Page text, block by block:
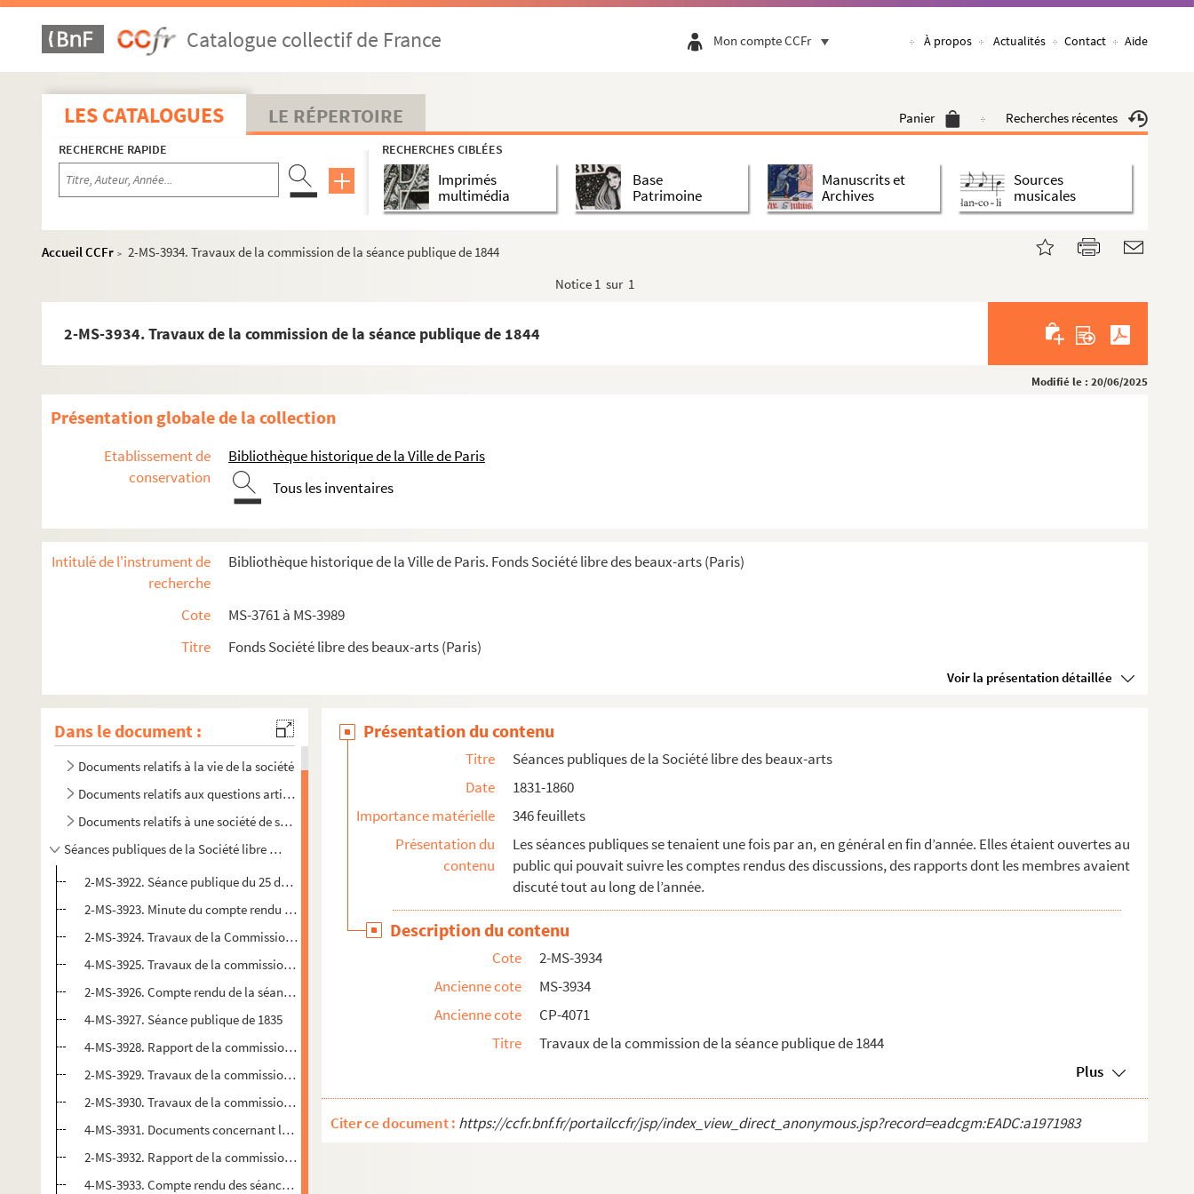
Catalogue collectif de France Mon compte CCFr À propos Actualités Contact Aide
LES CATALOGUES LE RÉPERTOIRE Panier Recherches récentes
RECHERCHE RAPIDE RECHERCHES CIBLÉES
Imprimés
multimédia
Base
Patrimoine
Manuscrits et
Archives
Sources
musicales
Accueil CCFr > 2-MS-3934. Travaux de la commission de la séance publique de 1844
Notice 1 sur 1
2-MS-3934. Travaux de la commission de la séance publique de 1844
Modifié le : 20/06/2025
Présentation globale de la collection
Etablissement de
conservation
Bibliothèque historique de la Ville de Paris
Tous les inventaires
Intitulé de l'instrument de
recherche
Bibliothèque historique de la Ville de Paris. Fonds Société libre des beaux-arts (Paris)
Cote
MS-3761 à MS-3989
Titre
Fonds Société libre des beaux-arts (Paris)
Voir la présentation détaillée
Dans le document :
Documents relatifs aux statuts de la Société libre des beaux-arts
Documents relatifs à la vie de la société
Documents relatifs aux questions artistiques abordées par la Société
Documents relatifs à une société de secours mutuel d'artistes
Séances publiques de la Société libre des beaux-arts
2-MS-3922. Séance publique du 25 décembre 1831
2-MS-3923. Minute du compte rendu de la séance publique de 1832
2-MS-3924. Travaux de la Commission pour la séance publique de 1832.
4-MS-3925. Travaux de la commission pour la 3e séance publique, année 1833.
2-MS-3926. Compte rendu de la séance publique de 1834
4-MS-3927. Séance publique de 1835
4-MS-3928. Rapport de la commission chargée d’organiser la séance publique annuelle de 1837
2-MS-3929. Travaux de la commission de la séance publique de 1840
2-MS-3930. Travaux de la commission pour la 10e séance publique de 1841
4-MS-3931. Documents concernant la séance publique de 1842
2-MS-3932. Rapport de la commission charge d’organiser la séance publique de 1843
4-MS-3933. Compte rendu des séances publiques de 1830 à 1844 par les membres de la société.
Présentation du contenu
Titre
Séances publiques de la Société libre des beaux-arts
Date
1831-1860
Importance matérielle
346 feuillets
Présentation du
contenu
Les séances publiques se tenaient une fois par an, en général en fin d’année. Elles étaient ouvertes au
public qui pouvait suivre les comptes rendus des discussions, des rapports dont les membres avaient
discuté tout au long de l’année.
Description du contenu
Cote
2-MS-3934
Ancienne cote
MS-3934
Ancienne cote
CP-4071
Titre
Travaux de la commission de la séance publique de 1844
Plus
Citer ce document : https://ccfr.bnf.fr/portailccfr/jsp/index_view_direct_anonymous.jsp?record=eadcgm:EADC:a1971983